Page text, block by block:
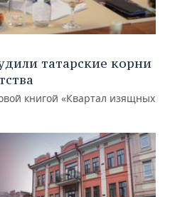
татарские корни
книгой «Квартал изящных